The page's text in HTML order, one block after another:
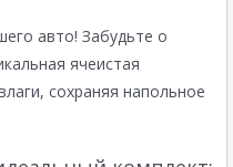
авто! Забудьте о
ячеистая
сохраняя напольное